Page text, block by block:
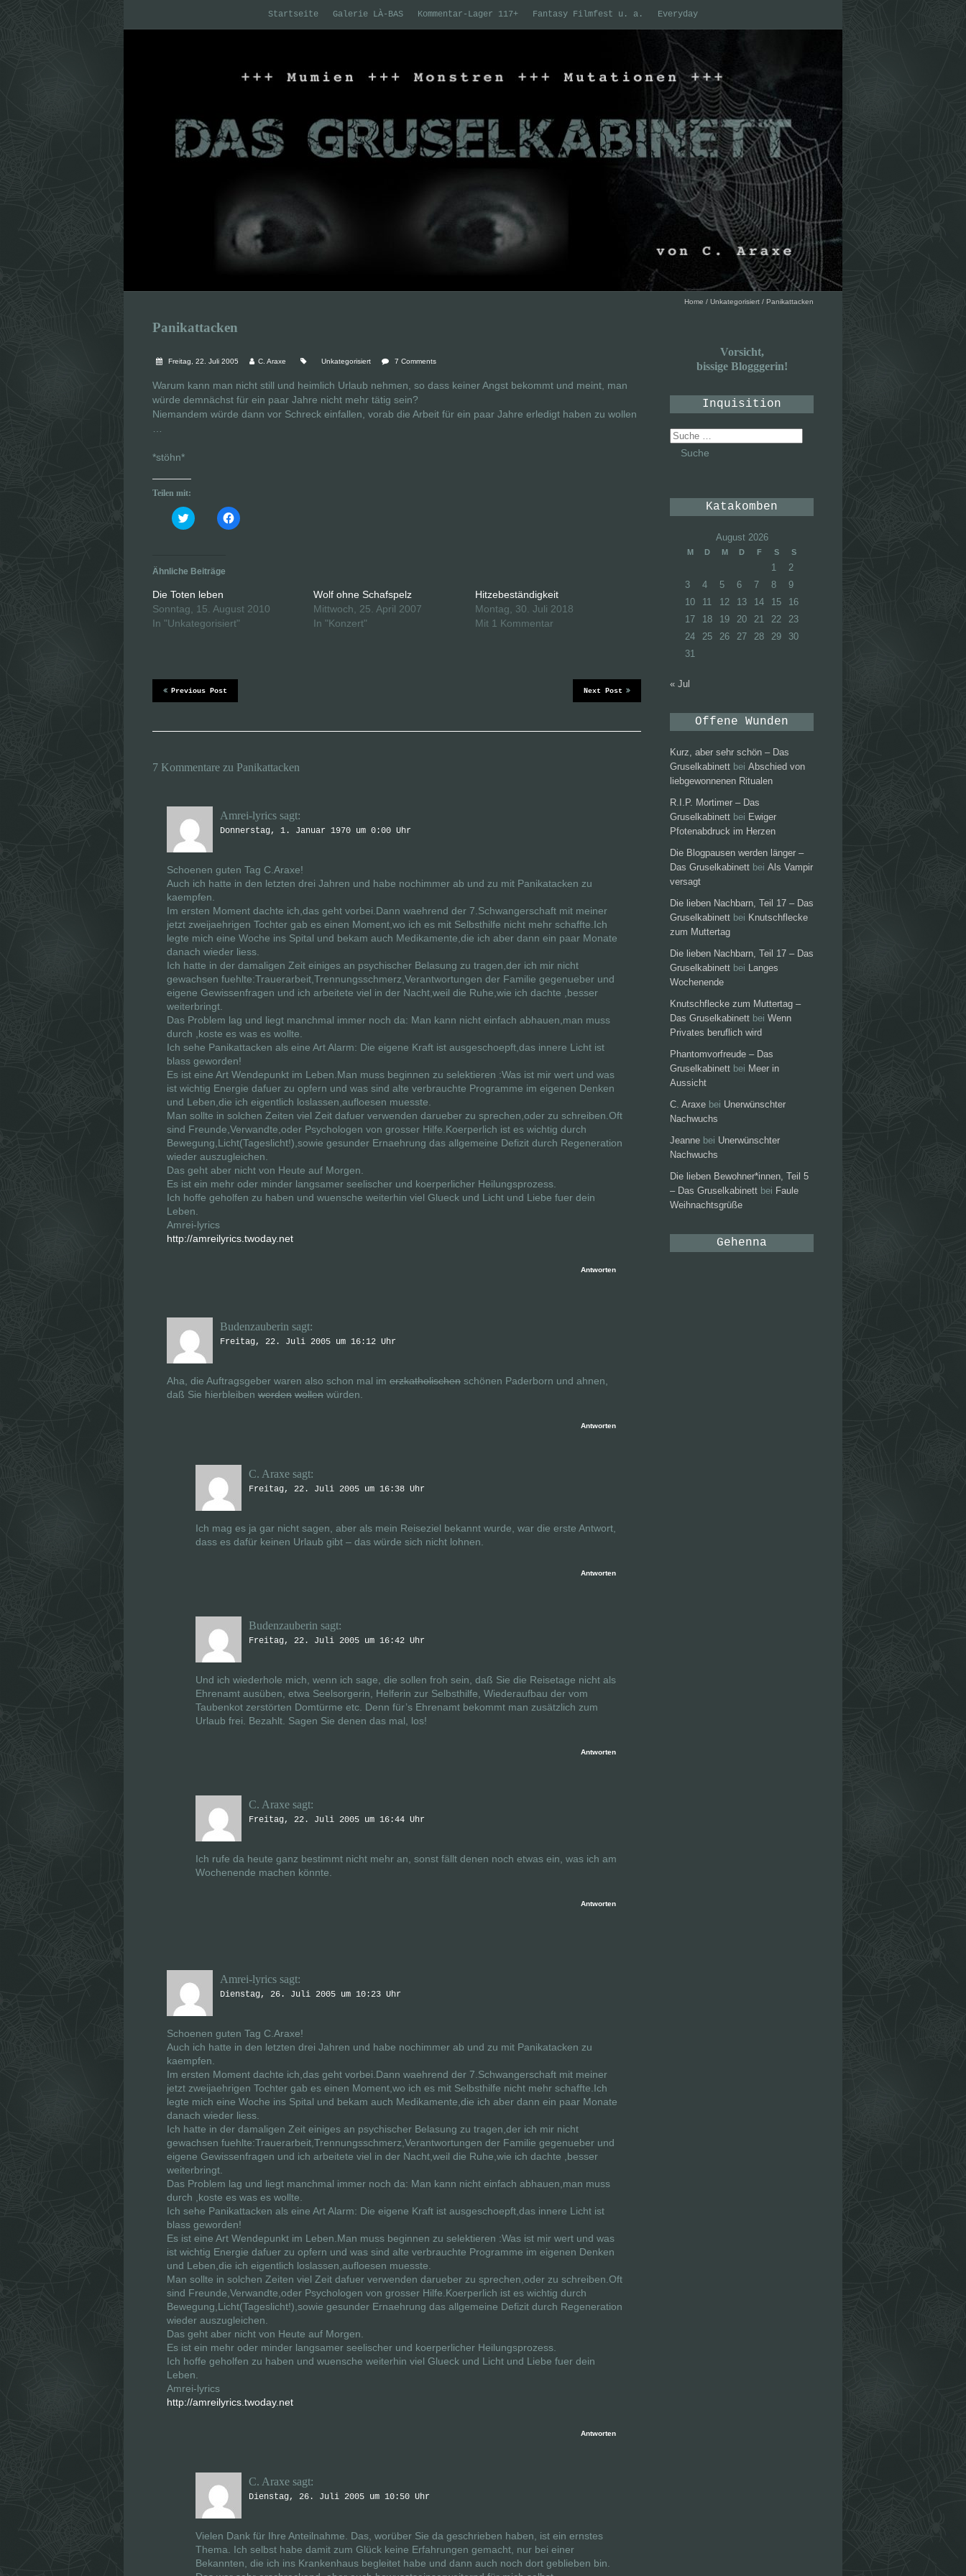
Startseite Galerie LÀ-BAS Kommentar-Lager 117+ Fantasy Filmfest u. a. Everyday
Home / Unkategorisiert / Panikattacken
Panikattacken
Freitag, 22. Juli 2005 C. Araxe Unkategorisiert 7 Comments
Warum kann man nicht still und heimlich Urlaub nehmen, so dass keiner Angst bekommt und meint, man
würde demnächst für ein paar Jahre nicht mehr tätig sein?
Niemandem würde dann vor Schreck einfallen, vorab die Arbeit für ein paar Jahre erledigt haben zu wollen
*stöhn*
Teilen mit:
K
l
u
m
b
e
r
T
w
z
u
t
e
e
i
r
n
e
m
F
n
s
e
r
g
e
ö
n
e
t
)
K
l
F
a
c
z
e
e
i
r
e
u
e
n
s
t
g
e
ö
f
n
e
t
)
Ähnliche Beiträge
Die Toten leben
Sonntag, 15. August 2010
In "Unkategorisiert"
Wolf ohne Schafspelz
Mittwoch, 25. April 2007
In "Konzert"
Hitzebeständigkeit
Montag, 30. Juli 2018
Mit 1 Kommentar
Next Post
Previous Post
7 Kommentare zu Panikattacken
Amrei-lyrics sagt:
Donnerstag, 1. Januar 1970 um 0:00 Uhr
Schoenen guten Tag C.Araxe!
Auch ich hatte in den letzten drei Jahren und habe nochimmer ab und zu mit Panikatacken zu
kaempfen.
Im ersten Moment dachte ich,das geht vorbei.Dann waehrend der 7.Schwangerschaft mit meiner
jetzt zweijaehrigen Tochter gab es einen Moment,wo ich es mit Selbsthilfe nicht mehr schaffte.Ich
legte mich eine Woche ins Spital und bekam auch Medikamente,die ich aber dann ein paar Monate
danach wieder liess.
Ich hatte in der damaligen Zeit einiges an psychischer Belasung zu tragen,der ich mir nicht
gewachsen fuehlte:Trauerarbeit,Trennungsschmerz,Verantwortungen der Familie gegenueber und
eigene Gewissenfragen und ich arbeitete viel in der Nacht,weil die Ruhe,wie ich dachte ,besser
weiterbringt.
Das Problem lag und liegt manchmal immer noch da: Man kann nicht einfach abhauen,man muss
durch ,koste es was es wollte.
Ich sehe Panikattacken als eine Art Alarm: Die eigene Kraft ist ausgeschoepft,das innere Licht ist
blass geworden!
Es ist eine Art Wendepunkt im Leben.Man muss beginnen zu selektieren :Was ist mir wert und was
ist wichtig Energie dafuer zu opfern und was sind alte verbrauchte Programme im eigenen Denken
und Leben,die ich eigentlich loslassen,aufloesen muesste.
Man sollte in solchen Zeiten viel Zeit dafuer verwenden darueber zu sprechen,oder zu schreiben.Oft
sind Freunde,Verwandte,oder Psychologen von grosser Hilfe.Koerperlich ist es wichtig durch
Bewegung,Licht(Tageslicht!),sowie gesunder Ernaehrung das allgemeine Defizit durch Regeneration
wieder auszugleichen.
Das geht aber nicht von Heute auf Morgen.
Es ist ein mehr oder minder langsamer seelischer und koerperlicher Heilungsprozess.
Ich hoffe geholfen zu haben und wuensche weiterhin viel Glueck und Licht und Liebe fuer dein
Leben.
Amrei-lyrics
http://amreilyrics.twoday.net
Antworten
Budenzauberin sagt:
Freitag, 22. Juli 2005 um 16:12 Uhr
Aha, die Auftragsgeber waren also schon mal im erzkatholischen schönen Paderborn und ahnen,
daß Sie hierbleiben werden wollen würden.
Antworten
C. Araxe sagt:
Freitag, 22. Juli 2005 um 16:38 Uhr
Ich mag es ja gar nicht sagen, aber als mein Reiseziel bekannt wurde, war die erste Antwort,
dass es dafür keinen Urlaub gibt – das würde sich nicht lohnen.
Antworten
Budenzauberin sagt:
Freitag, 22. Juli 2005 um 16:42 Uhr
Und ich wiederhole mich, wenn ich sage, die sollen froh sein, daß Sie die Reisetage nicht als
Ehrenamt ausüben, etwa Seelsorgerin, Helferin zur Selbsthilfe, Wiederaufbau der vom
Taubenkot zerstörten Domtürme etc. Denn für’s Ehrenamt bekommt man zusätzlich zum
Urlaub frei. Bezahlt. Sagen Sie denen das mal, los!
Antworten
C. Araxe sagt:
Freitag, 22. Juli 2005 um 16:44 Uhr
Ich rufe da heute ganz bestimmt nicht mehr an, sonst fällt denen noch etwas ein, was ich am
Wochenende machen könnte.
Antworten
Amrei-lyrics sagt:
Dienstag, 26. Juli 2005 um 10:23 Uhr
Schoenen guten Tag C.Araxe!
Auch ich hatte in den letzten drei Jahren und habe nochimmer ab und zu mit Panikatacken zu
kaempfen.
Im ersten Moment dachte ich,das geht vorbei.Dann waehrend der 7.Schwangerschaft mit meiner
jetzt zweijaehrigen Tochter gab es einen Moment,wo ich es mit Selbsthilfe nicht mehr schaffte.Ich
legte mich eine Woche ins Spital und bekam auch Medikamente,die ich aber dann ein paar Monate
danach wieder liess.
Ich hatte in der damaligen Zeit einiges an psychischer Belasung zu tragen,der ich mir nicht
gewachsen fuehlte:Trauerarbeit,Trennungsschmerz,Verantwortungen der Familie gegenueber und
eigene Gewissenfragen und ich arbeitete viel in der Nacht,weil die Ruhe,wie ich dachte ,besser
weiterbringt.
Das Problem lag und liegt manchmal immer noch da: Man kann nicht einfach abhauen,man muss
durch ,koste es was es wollte.
Ich sehe Panikattacken als eine Art Alarm: Die eigene Kraft ist ausgeschoepft,das innere Licht ist
blass geworden!
Es ist eine Art Wendepunkt im Leben.Man muss beginnen zu selektieren :Was ist mir wert und was
ist wichtig Energie dafuer zu opfern und was sind alte verbrauchte Programme im eigenen Denken
und Leben,die ich eigentlich loslassen,aufloesen muesste.
Man sollte in solchen Zeiten viel Zeit dafuer verwenden darueber zu sprechen,oder zu schreiben.Oft
sind Freunde,Verwandte,oder Psychologen von grosser Hilfe.Koerperlich ist es wichtig durch
Bewegung,Licht(Tageslicht!),sowie gesunder Ernaehrung das allgemeine Defizit durch Regeneration
wieder auszugleichen.
Das geht aber nicht von Heute auf Morgen.
Es ist ein mehr oder minder langsamer seelischer und koerperlicher Heilungsprozess.
Ich hoffe geholfen zu haben und wuensche weiterhin viel Glueck und Licht und Liebe fuer dein
Leben.
Amrei-lyrics
http://amreilyrics.twoday.net
Antworten
C. Araxe sagt:
Dienstag, 26. Juli 2005 um 10:50 Uhr
Vielen Dank für Ihre Anteilnahme. Das, worüber Sie da geschrieben haben, ist ein ernstes
Thema. Ich selbst habe damit zum Glück keine Erfahrungen gemacht, nur bei einer
Bekannten, die ich ins Krankenhaus begleitet habe und dann auch noch dort geblieben bin.
Vorsicht,
bissige Blogggerin!
Inquisition
Suche
nach:
Katakomben
August 2026
M D M D F S S
1
2
3
4 5 6 7 8
9
10
11 12 13 14 15
16
17
18 19 20 21 22
23
24
25 26 27 28 29
30
31
« Jul
Offene Wunden
Kurz, aber sehr schön – Das
Gruselkabinett bei Abschied von
liebgewonnenen Ritualen
R.I.P. Mortimer – Das
Gruselkabinett bei Ewiger
Pfotenabdruck im Herzen
Die Blogpausen werden länger –
Das Gruselkabinett bei Als Vampir
versagt
Die lieben Nachbarn, Teil 17 – Das
Gruselkabinett bei Knutschflecke
zum Muttertag
Die lieben Nachbarn, Teil 17 – Das
Gruselkabinett bei Langes
Wochenende
Knutschflecke zum Muttertag –
Das Gruselkabinett bei Wenn
Privates beruflich wird
Phantomvorfreude – Das
Gruselkabinett bei Meer in
Aussicht
C. Araxe bei Unerwünschter
Nachwuchs
Jeanne bei Unerwünschter
Nachwuchs
Die lieben Bewohner*innen, Teil 5
– Das Gruselkabinett bei Faule
Weihnachtsgrüße
Gehenna